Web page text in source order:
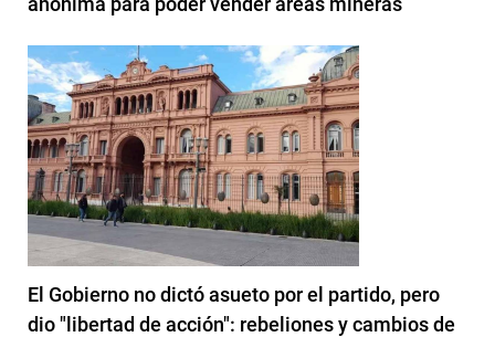
El Gobierno no dictó asueto por el partido, pero
dio "libertad de acción": rebeliones y cambios de